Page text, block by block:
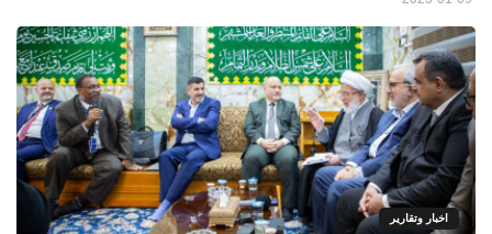
اخبار وتقارير